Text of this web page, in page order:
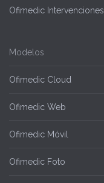
Ofimedic Intervenciones
Modelos
Ofimedic Cloud
Ofimedic Web
Ofimedic Móvil
Ofimedic Foto